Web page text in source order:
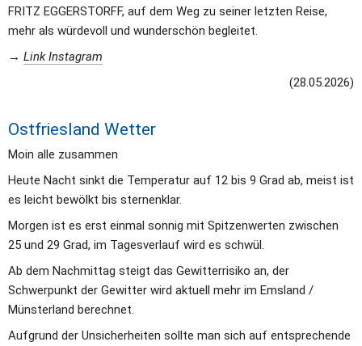
FRITZ EGGERSTORFF, auf dem Weg zu seiner letzten Reise,
mehr als würdevoll und wunderschön begleitet.
→ Link Instagram
(28.05.2026)
Ostfriesland Wetter
Moin alle zusammen
Heute Nacht sinkt die Temperatur auf 12 bis 9 Grad ab, meist ist
es leicht bewölkt bis sternenklar.
Morgen ist es erst einmal sonnig mit Spitzenwerten zwischen
25 und 29 Grad, im Tagesverlauf wird es schwül.
Ab dem Nachmittag steigt das Gewitterrisiko an, der
Schwerpunkt der Gewitter wird aktuell mehr im Emsland /
Münsterland berechnet.
Aufgrund der Unsicherheiten sollte man sich auf entsprechende